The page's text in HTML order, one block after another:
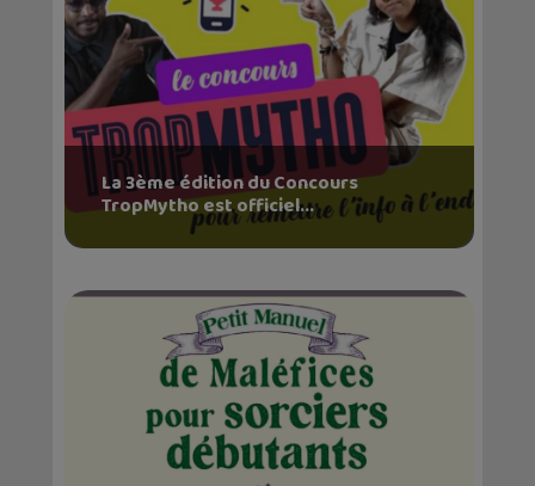
La 3ème édition du Concours
TropMytho est officiel...